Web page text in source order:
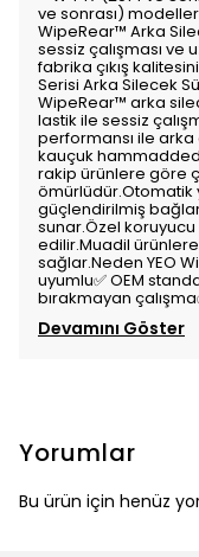
ve sonrası)
WipeRear™️ Arka
sessiz çalışması ve
fabrika çıkış
Serisi Arka Silecek
WipeRear™️ arka
lastik ile sessiz
performansı ile arka
kauçuk
rakip ürünlere göre
ömürlüdür.Otomatik
güçlendirilmiş
sunar.Özel
edilir.Muadil
sağlar.Neden YEO
uyumlu✅ OEM
bırakmayan
Devamını Göster
Yorumlar
Bu ürün için henüz